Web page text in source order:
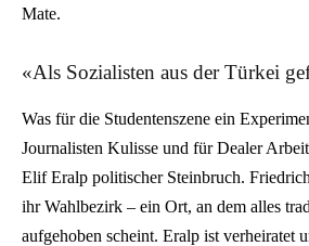
Mate.
«Als Sozialisten aus der Türkei
Was für die Studentenszene ein
Journalisten Kulisse und für Dealer
Elif Eralp politischer Steinbruch.
ihr Wahlbezirk – ein Ort, an dem alles
aufgehoben scheint. Eralp ist verheiratet